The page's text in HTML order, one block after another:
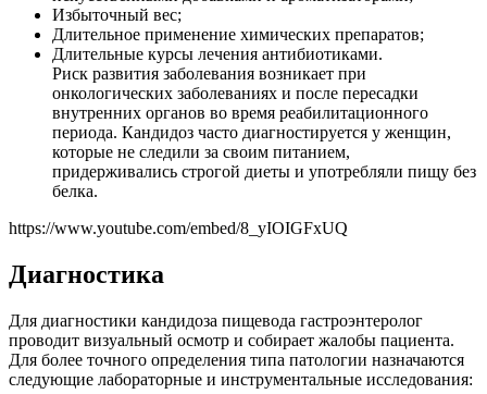
Избыточный вес;
Длительное применение химических препаратов;
Длительные курсы лечения антибиотиками.
Риск развития заболевания возникает при
онкологических заболеваниях и после пересадки
внутренних органов во время реабилитационного
периода. Кандидоз часто диагностируется у женщин,
которые не следили за своим питанием,
придерживались строгой диеты и употребляли пищу без
белка.
https://www.youtube.com/embed/8_yIOIGFxUQ
Диагностика
Для диагностики кандидоза пищевода гастроэнтеролог
проводит визуальный осмотр и собирает жалобы пациента.
Для более точного определения типа патологии назначаются
следующие лабораторные и инструментальные исследования: